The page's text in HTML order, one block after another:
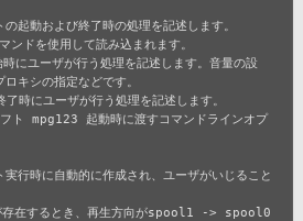
起動および終了時の処理を記述します。
を使用して読み込まれます。
ユーザが行う処理を記述します。音量の設
キシの指定などです。
にユーザが行う処理を記述します。
ト mpg123 起動時に渡すコマンドラインオプ
行時に自動的に作成され、ユーザがいじること
在するとき、再生方向がspool1 -> spool0